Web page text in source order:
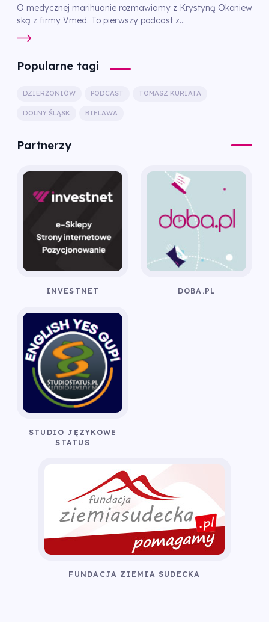
O medycznej marihuanie rozmawiamy z Krystyną Okoniew
ską z firmy Vmed. To pierwszy podcast z...
Popularne tagi
DZIERŻONIÓW PODCAST TOMASZ KURIATA
DOLNY ŚLĄSK BIELAWA
Partnerzy
INVESTNET DOBA.PL
STUDIO JĘZYKOWE
STATUS
FUNDACJA ZIEMIA SUDECKA